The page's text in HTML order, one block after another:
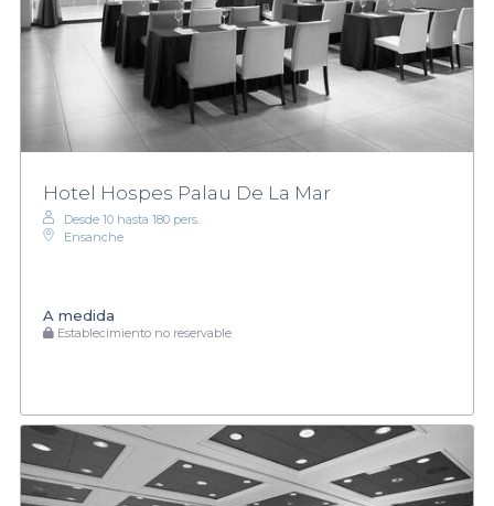
Hotel Hospes Palau De La Mar
Desde 10 hasta 180 pers.
Ensanche
A medida
Establecimiento no reservable